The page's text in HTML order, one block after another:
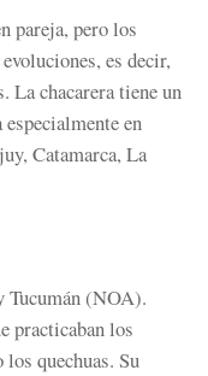
pareja, pero los
es decir,
La chacarera tiene un
en
Catamarca, La
Tucumán (NOA).
practicaban los
quechuas. Su